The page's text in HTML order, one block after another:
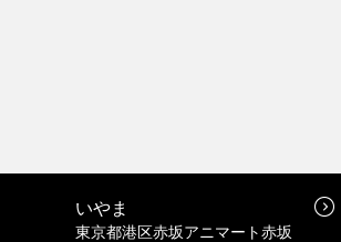
いやま
東京都港区赤坂アニマート赤坂